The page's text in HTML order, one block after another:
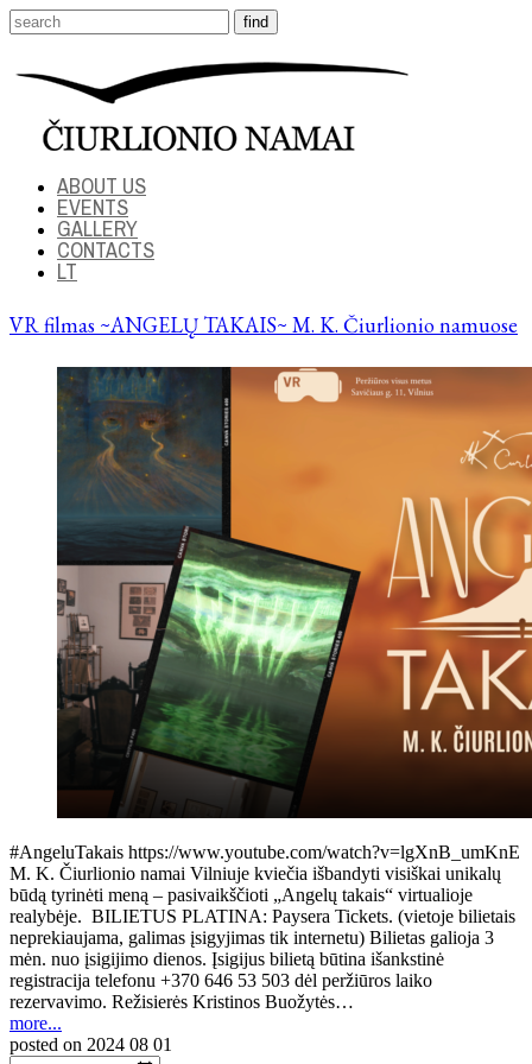
ABOUT US
EVENTS
GALLERY
CONTACTS
LT
VR filmas ~ANGELŲ TAKAIS~ M. K. Čiurlionio namuose
#AngeluTakais https://www.youtube.com/watch?v=lgXnB_umKnE
M. K. Čiurlionio namai Vilniuje kviečia išbandyti visiškai unikalų
būdą tyrinėti meną – pasivaikščioti „Angelų takais“ virtualioje
realybėje. BILIETUS PLATINA: Paysera Tickets. (vietoje bilietais
neprekiaujama, galimas įsigyjimas tik internetu) Bilietas galioja 3
mėn. nuo įsigijimo dienos. Įsigijus bilietą būtina išankstinė
registracija telefonu +370 646 53 503 dėl peržiūros laiko
rezervavimo. Režisierės Kristinos Buožytės…
more...
posted on 2024 08 01